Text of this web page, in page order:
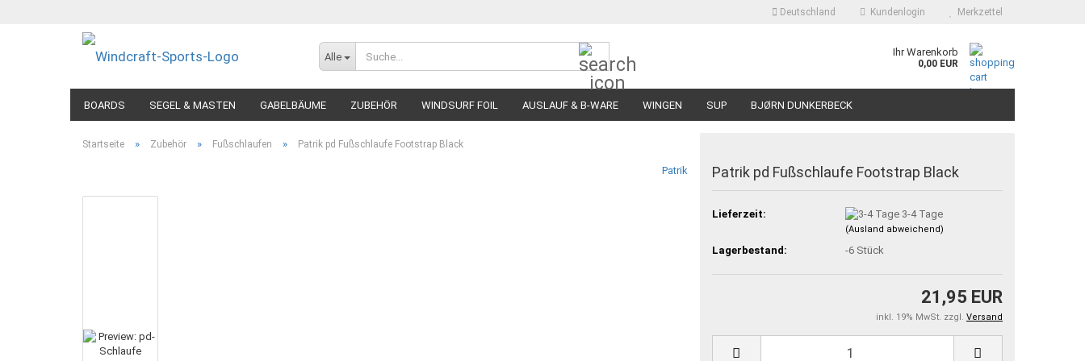
Deutschland Kundenlogin Merkzettel
Alle Ihr Warenkorb
0,00 EUR
BOARDS SEGEL & MASTEN GABELBÄUME ZUBEHÖR WINDSURF FOIL AUSLAUF & B-WARE WINGEN SUP BJØRN DUNKERBECK
Startseite » Zubehör » Fußschlaufen » Patrik pd Fußschlaufe Footstrap Black
Patrik Patrik pd Fußschlaufe Footstrap Black
Lieferzeit: 3-4 Tage
(Ausland abweichend)
Lagerbestand: -6 Stück
21,95 EUR
inkl. 19% MwSt. zzgl. Versand